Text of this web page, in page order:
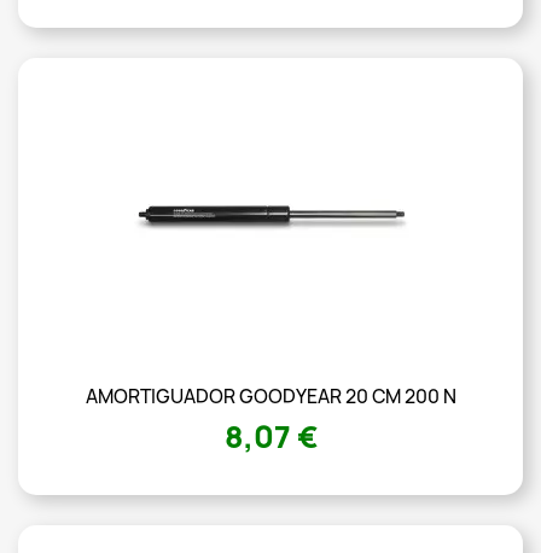
AMORTIGUADOR GOODYEAR 20 CM 200 N
8,07 €